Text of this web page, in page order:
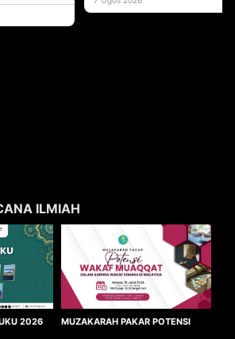
ILMIAH
2026
MUZAKARAH PAKAR POTENSI